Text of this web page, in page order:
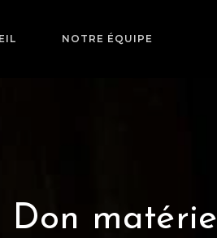
NOTRE ÉQUIPE
Don